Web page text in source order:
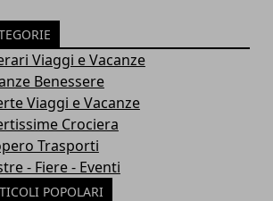
Viaggi e Vacanze
Benessere
Viaggi e Vacanze
Crociera
Trasporti
- Fiere - Eventi
POPOLARI